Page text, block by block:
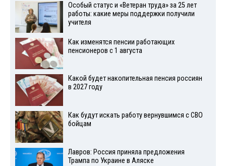
Особый статус и «Ветеран труда» за 25 лет
работы: какие меры поддержки получили
учителя
Как изменятся пенсии работающих
пенсионеров с 1 августа
Какой будет накопительная пенсия россиян
в 2027 году
Как будут искать работу вернувшимся с СВО
бойцам
Лавров: Россия приняла предложения
Трампа по Украине в Аляске